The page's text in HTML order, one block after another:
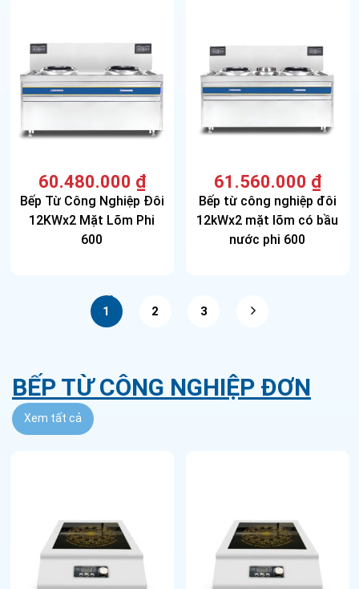
Bếp Từ Công Nghiệp Đôi
12KWx2 Mặt Lõm Phi
600
60.480.000 ₫
Bếp từ công nghiệp đôi
12kWx2 mặt lõm có bầu
nước phi 600
61.560.000 ₫
1 2 3
BẾP TỪ CÔNG NGHIỆP ĐƠN
Xem tất cả